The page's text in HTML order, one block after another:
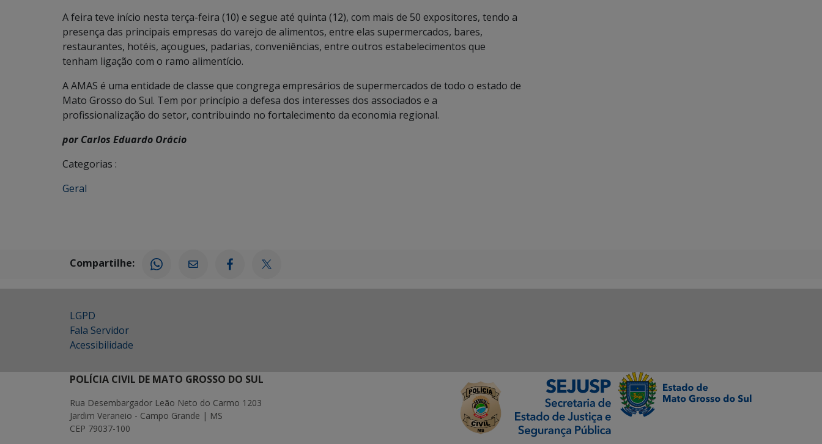
A feira teve início nesta terça-feira (10) e segue até quinta (12), com mais de 50 expositores, tendo a
presença das principais empresas do varejo de alimentos, entre elas supermercados, bares,
restaurantes, hotéis, açougues, padarias, conveniências, entre outros estabelecimentos que
tenham ligação com o ramo alimentício.
A AMAS é uma entidade de classe que congrega empresários de supermercados de todo o estado de
Mato Grosso do Sul. Tem por princípio a defesa dos interesses dos associados e a
profissionalização do setor, contribuindo no fortalecimento da economia regional.
por Carlos Eduardo Orácio
Categorias :
Geral
Compartilhe:
LGPD
Fala Servidor
Acessibilidade
POLÍCIA CIVIL DE MATO GROSSO DO SUL
Rua Desembargador Leão Neto do Carmo 1203
Jardim Veraneio - Campo Grande | MS
CEP 79037-100